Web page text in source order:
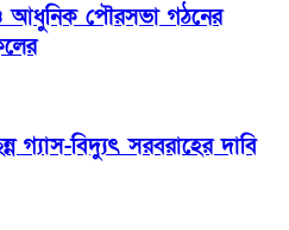
আধুনিক পৌরসভা গঠনের
গ্যাস-বিদ্যুৎ সরবরাহের দাবি